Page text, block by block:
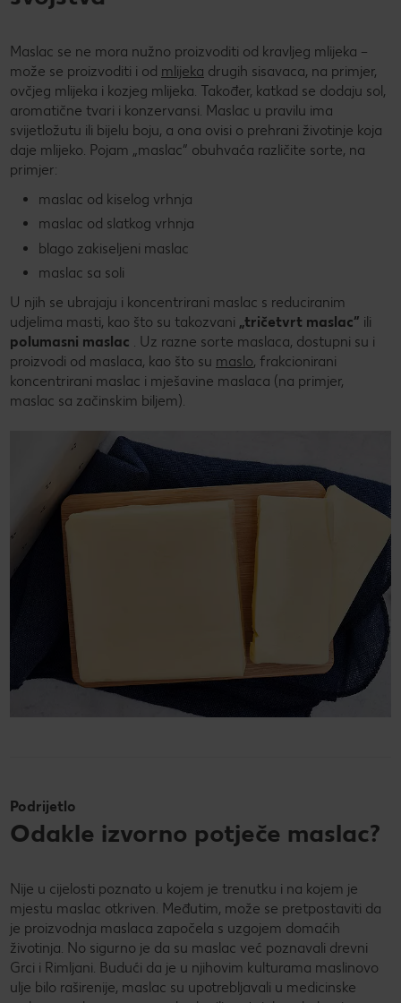
Maslac se ne mora nužno proizvoditi od kravljeg mlijeka –
može se proizvoditi i od mlijeka drugih sisavaca, na primjer,
ovčjeg mlijeka i kozjeg mlijeka. Također, katkad se dodaju sol,
aromatične tvari i konzervansi. Maslac u pravilu ima
svijetložutu ili bijelu boju, a ona ovisi o prehrani životinje koja
daje mlijeko. Pojam „maslac” obuhvaća različite sorte, na
primjer:
maslac od kiselog vrhnja
maslac od slatkog vrhnja
blago zakiseljeni maslac
maslac sa soli
U njih se ubrajaju i koncentrirani maslac s reduciranim
udjelima masti, kao što su takozvani „tričetvrt maslac” ili
polumasni maslac . Uz razne sorte maslaca, dostupni su i
proizvodi od maslaca, kao što su maslo, frakcionirani
koncentrirani maslac i mješavine maslaca (na primjer,
maslac sa začinskim biljem).
Podrijetlo
Odakle izvorno potječe maslac?
Nije u cijelosti poznato u kojem je trenutku i na kojem je
mjestu maslac otkriven. Međutim, može se pretpostaviti da
je proizvodnja maslaca započela s uzgojem domaćih
životinja. No sigurno je da su maslac već poznavali drevni
Grci i Rimljani. Budući da je u njihovim kulturama maslinovo
ulje bilo raširenije, maslac su upotrebljavali u medicinske